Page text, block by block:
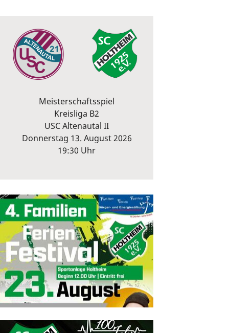
Meisterschaftsspiel
Kreisliga B2
USC Altenautal II
Donnerstag 13. August 2026
19:30 Uhr